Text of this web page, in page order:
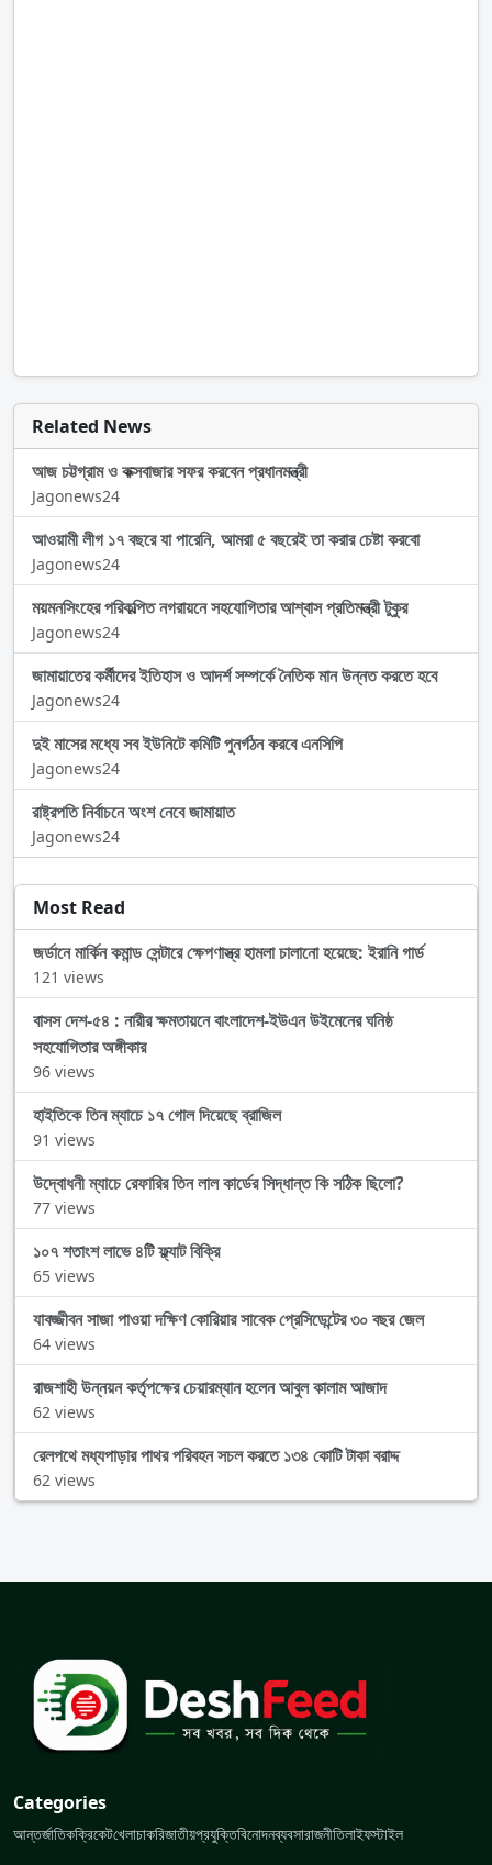
Related News
আজ চট্টগ্রাম ও কক্সবাজার সফর করবেন প্রধানমন্ত্রী
Jagonews24
আওয়ামী লীগ ১৭ বছরে যা পারেনি, আমরা ৫ বছরেই তা করার চেষ্টা করবো
Jagonews24
ময়মনসিংহের পরিকল্পিত নগরায়নে সহযোগিতার আশ্বাস প্রতিমন্ত্রী টুকুর
Jagonews24
জামায়াতের কর্মীদের ইতিহাস ও আদর্শ সম্পর্কে নৈতিক মান উন্নত করতে হবে
Jagonews24
দুই মাসের মধ্যে সব ইউনিটে কমিটি পুনর্গঠন করবে এনসিপি
Jagonews24
রাষ্ট্রপতি নির্বাচনে অংশ নেবে জামায়াত
Jagonews24
Most Read
জর্ডানে মার্কিন কমান্ড সেন্টারে ক্ষেপণাস্ত্র হামলা চালানো হয়েছে: ইরানি গার্ড
121 views
বাসস দেশ-৫৪ : নারীর ক্ষমতায়নে বাংলাদেশ-ইউএন উইমেনের ঘনিষ্ঠ
সহযোগিতার অঙ্গীকার
96 views
হাইতিকে তিন ম্যাচে ১৭ গোল দিয়েছে ব্রাজিল
91 views
উদ্বোধনী ম্যাচে রেফারির তিন লাল কার্ডের সিদ্ধান্ত কি সঠিক ছিলো?
77 views
১০৭ শতাংশ লাভে ৪টি ফ্ল্যাট বিক্রি
65 views
যাবজ্জীবন সাজা পাওয়া দক্ষিণ কোরিয়ার সাবেক প্রেসিডেন্টের ৩০ বছর জেল
64 views
রাজশাহী উন্নয়ন কর্তৃপক্ষের চেয়ারম্যান হলেন আবুল কালাম আজাদ
62 views
রেলপথে মধ্যপাড়ার পাথর পরিবহন সচল করতে ১৩৪ কোটি টাকা বরাদ্দ
62 views
Categories
আন্তর্জাতিকক্রিকেটখেলাচাকরিজাতীয়প্রযুক্তিবিনোদনব্যবসারাজনীতিলাইফস্টাইল